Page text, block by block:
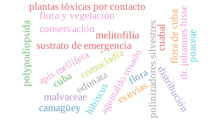
aguinaldo rosado
apis mellifera
melitofilia polinizadores silvestres
cuba
exuvias
odonata
sustrato de emergencia
conservación
distribución
polypodiopsida
plantas tóxicas por contacto
-
comocladia flora de cuba
hibiscus
malvaceae
flora
cuabal dr. johannes bisse
flora y vegetación
poaceae
camagüey